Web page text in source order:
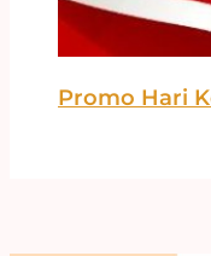
Promo Hari